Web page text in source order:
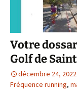
Votre
Golf de
décembre 24, 2022
Fréquence running,